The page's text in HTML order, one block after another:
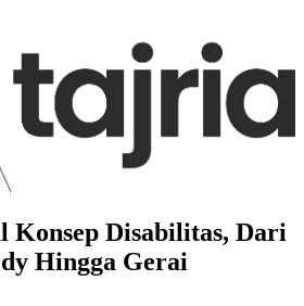
Konsep Disabilitas, Dari
Hingga Gerai